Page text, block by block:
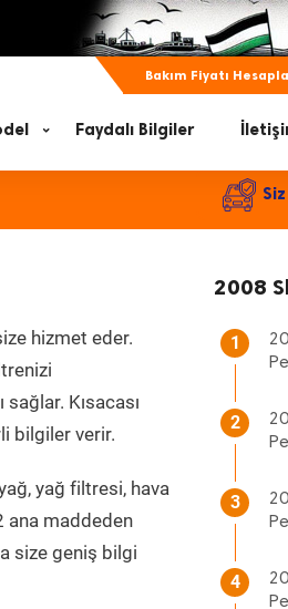
Bakım Fiyatı Hesapla
Faydalı Bilgiler
hizmet eder.
Kısacası
bilgiler verir.
yağ filtresi, hava
ana maddeden
size geniş bilgi
2008
1
2
3
4